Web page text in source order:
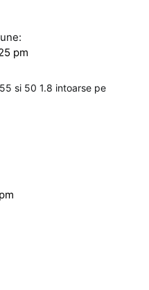
pm
si 50 1.8 intoarse pe